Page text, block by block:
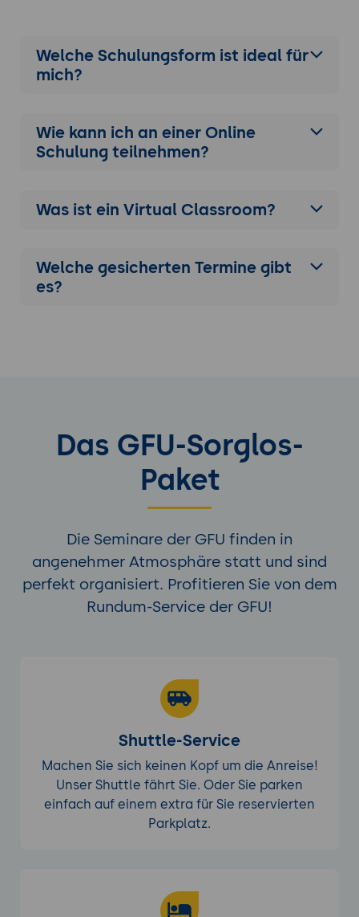
Welche Schulungsform ist ideal für
mich?
Wie kann ich an einer Online
Schulung teilnehmen?
Was ist ein Virtual Classroom?
Welche gesicherten Termine gibt
es?
Das GFU-Sorglos-
Paket
Die Seminare der GFU finden in
angenehmer Atmosphäre statt und sind
perfekt organisiert. Profitieren Sie von dem
Rundum-Service der GFU!
Shuttle-Service
Machen Sie sich keinen Kopf um die Anreise!
Unser Shuttle fährt Sie. Oder Sie parken
einfach auf einem extra für Sie reservierten
Parkplatz.